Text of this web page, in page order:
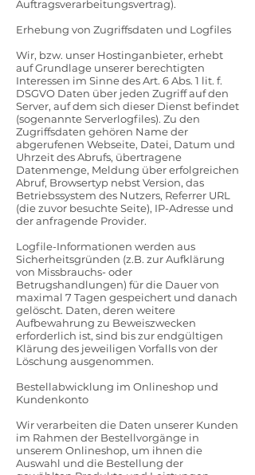
Auftragsverarbeitungsvertrag).
Erhebung von Zugriffsdaten und Logfiles
Wir, bzw. unser Hostinganbieter, erhebt
auf Grundlage unserer berechtigten
Interessen im Sinne des Art. 6 Abs. 1 lit. f.
DSGVO Daten über jeden Zugriff auf den
Server, auf dem sich dieser Dienst befindet
(sogenannte Serverlogfiles). Zu den
Zugriffsdaten gehören Name der
abgerufenen Webseite, Datei, Datum und
Uhrzeit des Abrufs, übertragene
Datenmenge, Meldung über erfolgreichen
Abruf, Browsertyp nebst Version, das
Betriebssystem des Nutzers, Referrer URL
(die zuvor besuchte Seite), IP-Adresse und
der anfragende Provider.
Logfile-Informationen werden aus
Sicherheitsgründen (z.B. zur Aufklärung
von Missbrauchs- oder
Betrugshandlungen) für die Dauer von
maximal 7 Tagen gespeichert und danach
gelöscht. Daten, deren weitere
Aufbewahrung zu Beweiszwecken
erforderlich ist, sind bis zur endgültigen
Klärung des jeweiligen Vorfalls von der
Löschung ausgenommen.
Bestellabwicklung im Onlineshop und
Kundenkonto
Wir verarbeiten die Daten unserer Kunden
im Rahmen der Bestellvorgänge in
unserem Onlineshop, um ihnen die
Auswahl und die Bestellung der